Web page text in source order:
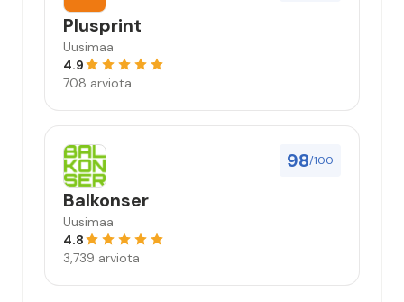
Plusprint
Uusimaa
4.9
708 arviota
98/100
Balkonser
Uusimaa
4.8
3,739 arviota